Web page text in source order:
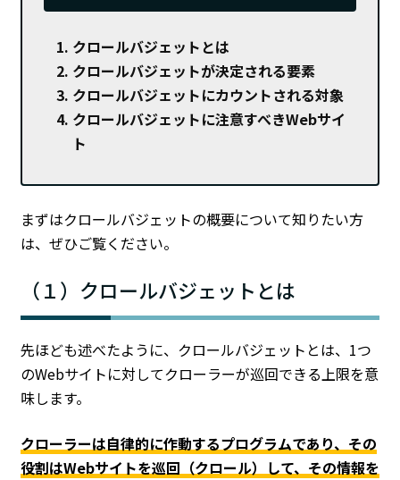
クロールバジェットとは
クロールバジェットが決定される要素
クロールバジェットにカウントされる対象
クロールバジェットに注意すべきWebサイ
ト
まずはクロールバジェットの概要について知りたい方
は、ぜひご覧ください。
（１）クロールバジェットとは
先ほども述べたように、クロールバジェットとは、1つ
のWebサイトに対してクローラーが巡回できる上限を意
味します。
クローラーは自律的に作動するプログラムであり、その
役割はWebサイトを巡回（クロール）して、その情報を